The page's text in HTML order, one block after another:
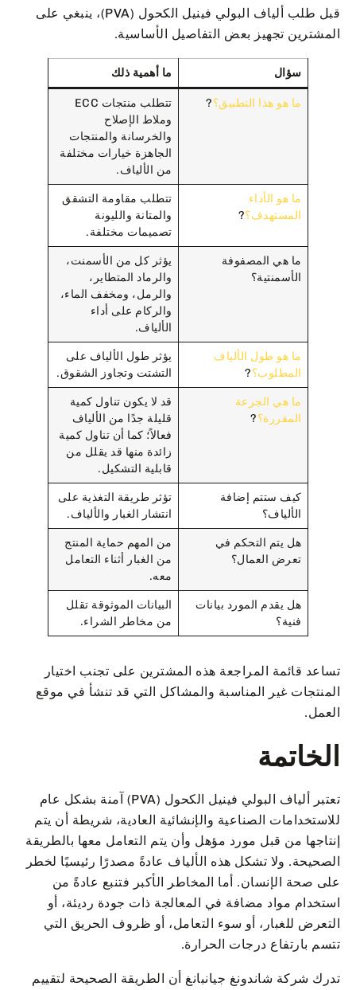
قبل طلب ألياف البولي فينيل الكحول (PVA)، ينبغي على
المشترين تجهيز بعض التفاصيل الأساسية.
سؤال ما أهمية ذلك
ما هو هذا التطبيق؟?
تتطلب منتجات ECC
وملاط الإصلاح
والخرسانة والمنتجات
الجاهزة خيارات مختلفة
من الألياف.
ما هو الأداء
المستهدف؟?
تتطلب مقاومة التشقق
والمتانة والليونة
تصميمات مختلفة.
ما هي المصفوفة
الأسمنتية؟
يؤثر كل من الأسمنت،
والرماد المتطاير،
والرمل، ومخفف الماء،
والركام على أداء
الألياف.
ما هو طول الألياف
المطلوب؟?
يؤثر طول الألياف على
التشتت وتجاوز الشقوق.
ما هي الجرعة
المقررة؟?
قد لا يكون تناول كمية
قليلة جدًا من الألياف
فعالاً؛ كما أن تناول كمية
زائدة منها قد يقلل من
قابلية التشكيل.
كيف ستتم إضافة
الألياف؟
تؤثر طريقة التغذية على
انتشار الغبار والألياف.
هل يتم التحكم في
تعرض العمال؟
من المهم حماية المنتج
من الغبار أثناء التعامل
معه.
هل يقدم المورد بيانات
فنية؟
البيانات الموثوقة تقلل
من مخاطر الشراء.
تساعد قائمة المراجعة هذه المشترين على تجنب اختيار
المنتجات غير المناسبة والمشاكل التي قد تنشأ في موقع
العمل.
الخاتمة
تعتبر ألياف البولي فينيل الكحول (PVA) آمنة بشكل عام
للاستخدامات الصناعية والإنشائية العادية، شريطة أن يتم
إنتاجها من قبل مورد مؤهل وأن يتم التعامل معها بالطريقة
الصحيحة. ولا تشكل هذه الألياف عادةً مصدرًا رئيسيًا لخطر
على صحة الإنسان. أما المخاطر الأكبر فتنبع عادةً من
استخدام مواد مضافة في المعالجة ذات جودة رديئة، أو
التعرض للغبار، أو سوء التعامل، أو ظروف الحريق التي
تتسم بارتفاع درجات الحرارة.
تدرك شركة شاندونغ جيانبانغ أن الطريقة الصحيحة لتقييم